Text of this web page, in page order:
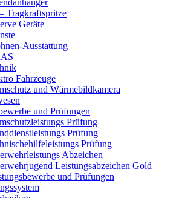
Tragkraftspritze
Geräte
Ausstattung
Fahrzeuge
und Wärmebildkamera
und Prüfungen
Prüfung
Prüfung
Prüfung
Abzeichen
Leistungsabzeichen Gold
und Prüfungen